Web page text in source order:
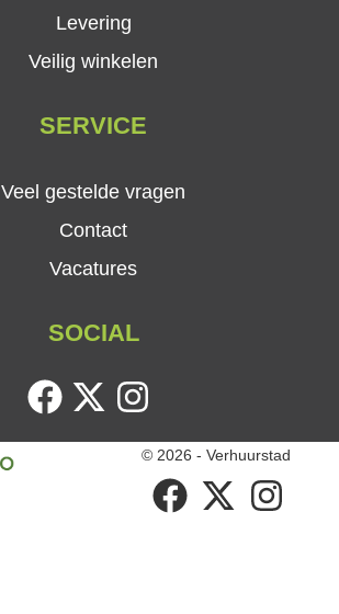
Levering
Veilig winkelen
SERVICE
Veel gestelde vragen
Contact
Vacatures
SOCIAL
facebooktwitter
© 2026 - Verhuurstad
facebooktwitter instagram